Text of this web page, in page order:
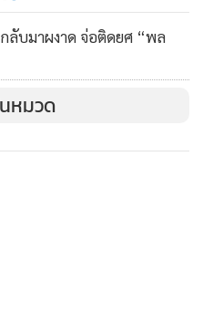
ลังนั้น แม้จะไม่ใช่อุตตม สา
าพรรค แต่สันติ พร้อมพัฒน์
ลังก็รู้ตัวเองว่า นายกฯไม่ยอม
ะการยอมรับของสังคม จึง
ลับมาผงาด จ่อติดยศ “พล
หมวด